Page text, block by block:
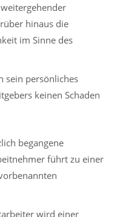
hinaus die
im Sinne des
sein persönliches
keinen Schaden
begangene
führt zu einer
wird einer